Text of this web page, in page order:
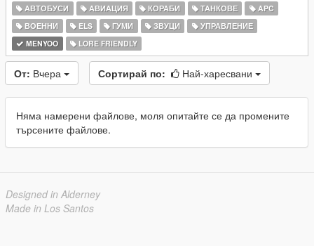
АВТОБУСИ
АВИАЦИЯ КОРАБИ ТАНКОВЕ
APC
ВОЕННИ
ELS ГУМИ ЗВУЦИ
УПРАВЛЕНИЕ
MENYOO
LORE FRIENDLY
От: Вчера Сортирай по: Най-харесвани
Няма намерени файлове, моля опитайте се да промените
търсените файлове.
Designed in Alderney
Made in Los Santos